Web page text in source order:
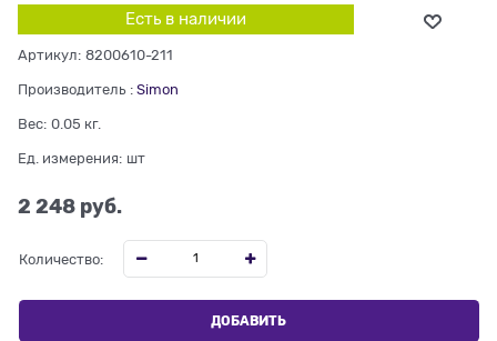
Есть в наличии
Артикул: 8200610-211
Производитель : Simon
Вес: 0.05 кг.
Ед. измерения: шт
2 248 руб.
Количество:
ДОБАВИТЬ